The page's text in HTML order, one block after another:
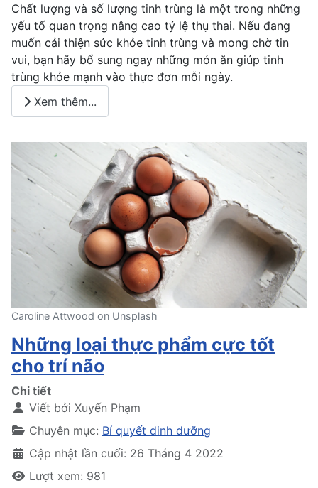
Chất lượng và số lượng tinh trùng là một trong những
yếu tố quan trọng nâng cao tỷ lệ thụ thai. Nếu đang
muốn cải thiện sức khỏe tinh trùng và mong chờ tin
vui, bạn hãy bổ sung ngay những món ăn giúp tinh
trùng khỏe mạnh vào thực đơn mỗi ngày.
Xem thêm...
Caroline Attwood on Unsplash
Những loại thực phẩm cực tốt
cho trí não
Chi tiết
Viết bởi Xuyến Phạm
Chuyên mục: Bí quyết dinh dưỡng
Cập nhật lần cuối: 26 Tháng 4 2022
Lượt xem: 981